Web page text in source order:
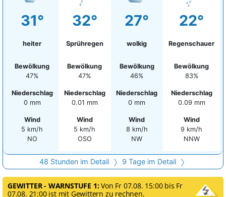
31°
heiter
Bewölkung
47%
Niederschlag
0 mm
Wind
5 km/h
NO
32°
Sprühregen
Bewölkung
47%
Niederschlag
0.01 mm
Wind
5 km/h
OSO
27°
wolkig
Bewölkung
46%
Niederschlag
0 mm
Wind
8 km/h
NW
22°
Regenschauer
Bewölkung
83%
Niederschlag
0.09 mm
Wind
9 km/h
NNW
48 Stunden im Detail 9 Tage im Detail
GEWITTER - WARNSTUFE 1:Von Fr 07.08. 15:00 bis Fr
07.08. 21:00 ist mit Gewittern zu rechnen.